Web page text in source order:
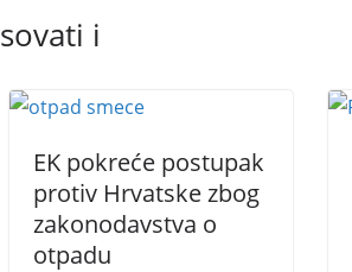
i
EK pokreće postupak
protiv Hrvatske zbog
zakonodavstva o
otpadu